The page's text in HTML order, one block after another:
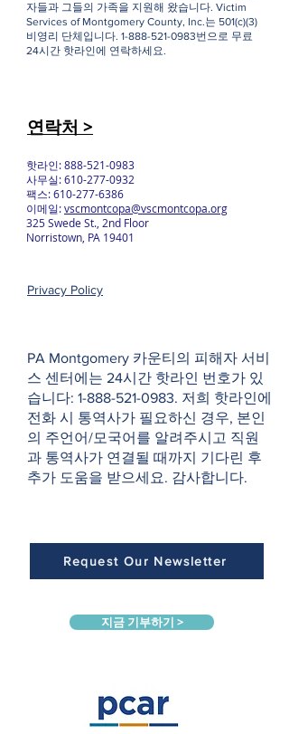
자들과 그들의 가족을 지원해 왔습니다. Victim
Services of Montgomery County, Inc.는 501(c)(3)
비영리 단체입니다. 1-888-521-0983번으로 무료
24시간 핫라인에 연락하세요.
연락처 >
핫라인:888-521-0983
사무실:610-277-0932
팩스:610-277-6386
이메일:vscmontcopa@vscmontcopa.org
325 Swede St., 2nd Floor
Norristown, PA 19401
Privacy Policy
PA Montgomery 카운티의 피해자 서비
스 센터에는 24시간 핫라인 번호가 있
습니다: 1-888-521-0983. 저희 핫라인에
전화 시 통역사가 필요하신 경우, 본인
의 주언어/모국어를 알려주시고 직원
과 통역사가 연결될 때까지 기다린 후
추가 도움을 받으세요. 감사합니다.
Request Our Newsletter
지금 기부하기 >